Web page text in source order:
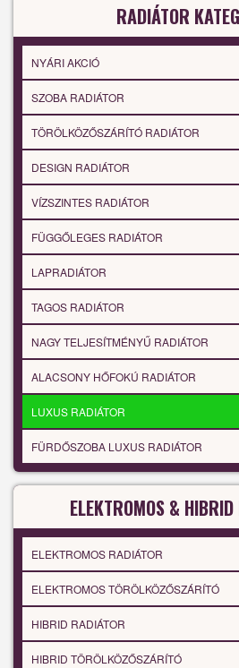
RADIÁTOR
NYÁRI AKCIÓ
SZOBA RADIÁTOR
TÖRÖLKÖZŐSZÁRÍTÓ RADIÁTOR
DESIGN RADIÁTOR
VÍZSZINTES RADIÁTOR
FÜGGŐLEGES RADIÁTOR
LAPRADIÁTOR
TAGOS RADIÁTOR
NAGY TELJESÍTMÉNYŰ RADIÁTOR
ALACSONY HŐFOKÚ RADIÁTOR
LUXUS RADIÁTOR
FÜRDŐSZOBA LUXUS RADIÁTOR
ELEKTROMOS &
ELEKTROMOS RADIÁTOR
ELEKTROMOS TÖRÖLKÖZŐSZÁRÍTÓ
HIBRID RADIÁTOR
HIBRID TÖRÖLKÖZŐSZÁRÍTÓ